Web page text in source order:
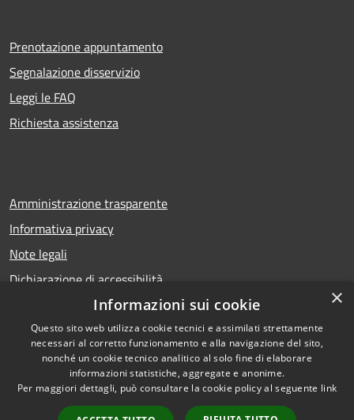
Prenotazione appuntamento
Segnalazione disservizio
Leggi le FAQ
Richiesta assistenza
Amministrazione trasparente
Informativa privacy
Note legali
Dichiarazione di accessibilità
RSS
Accessibilità
Privacy
Copyright © 2026 • Comune di
Calcio • Powered by
Municipium•Accesso
redazione
×
Informazioni sui cookie
Questo sito web utilizza cookie tecnici e assimilati strettamente
necessari al corretto funzionamento e alla navigazione del sito,
nonché un cookie tecnico analitico al solo fine di elaborare
informazioni statistiche, aggregate e anonime.
Per maggiori dettagli, può consultare la cookie policy al seguente link